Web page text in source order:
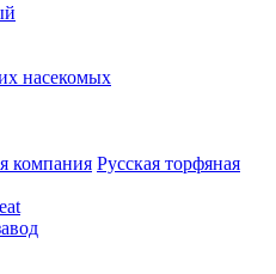
насекомых
Русская торфяная